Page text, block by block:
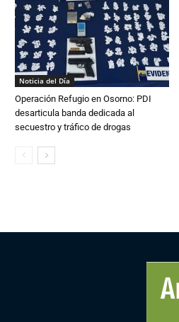
Noticia del Día
Operación Refugio en Osorno: PDI
desarticula banda dedicada al
secuestro y tráfico de drogas